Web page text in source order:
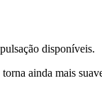
disponíveis.
ainda mais